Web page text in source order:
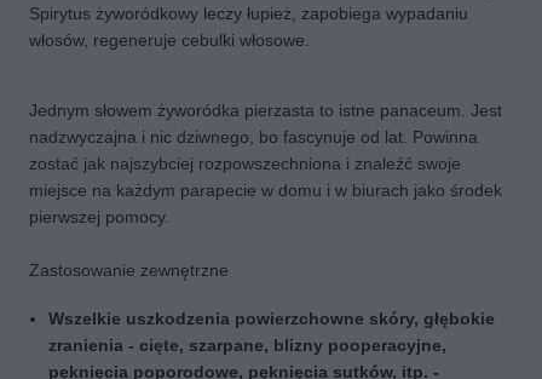
Spirytus żyworódkowy leczy łupież, zapobiega wypadaniu
włosów, regeneruje cebulki włosowe.
Jednym słowem żyworódka pierzasta to istne panaceum. Jest
nadzwyczajna i nic dziwnego, bo fascynuje od lat. Powinna
zostać jak najszybciej rozpowszechniona i znaleźć swoje
miejsce na każdym parapecie w domu i w biurach jako środek
pierwszej pomocy.
Zastosowanie zewnętrzne
Wszelkie uszkodzenia powierzchowne skóry, głębokie
zranienia - cięte, szarpane, blizny pooperacyjne,
pęknięcia poporodowe, pęknięcia sutków, itp. -